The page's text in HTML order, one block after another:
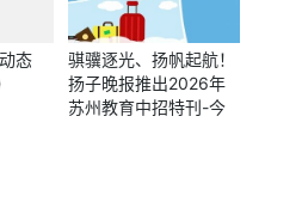
态
骐骥逐光、扬帆起航！
扬子晚报推出2026年
苏州教育中招特刊-今